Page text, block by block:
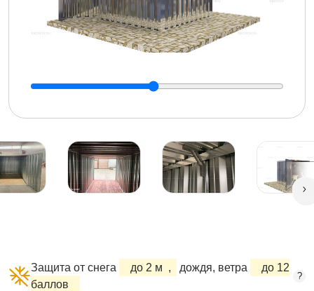
Защита от снега до 2 м , дождя, ветра
до 12
баллов
?